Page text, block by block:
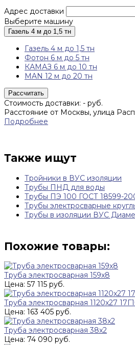
Адрес доставки
Выберите машину
Газель 4 м до 1,5 тн
Газель 4 м до 1,5 тн
Фотон 6 м до 5 тн
КАМАЗ 6 м до 10 тн
MAN 12 м до 20 тн
Рассчитать
Стоимость доставки: - руб.
Расстояние от Москвы, улица
Подробнее
Также ищут
Тройники в ВУС изоляции
Трубы ПНД для воды
Трубы ПЭ 100 ГОСТ 18599-
Трубы электросварные
Трубы в изоляции ВУС
Похожие товары:
Труба электросварная 159х8
Цена: 57 115 руб.
Труба электросварная 1120х27
Цена: 163 405 руб.
Труба электросварная 38x2
Цена: 74 090 руб.